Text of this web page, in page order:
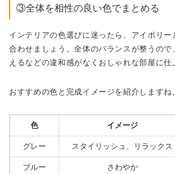
③全体を相性の良い色でまとめる
インテリアの色選びに迷ったら、アイボリ
合わせましょう。全体のバランスが整うので
えるなどの違和感がなくおしゃれな部屋に仕
おすすめの色と完成イメージを紹介しますね
色 イメージ
グレー スタイリッシュ、リラックス
ブルー さわやか